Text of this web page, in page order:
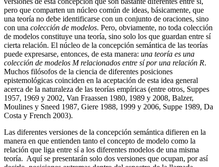
pero que comparten un núcleo común de ideas, básicamente, que
una teoría no debe identificarse con un conjunto de oraciones, sino
con una colección de modelos. Pero, obviamente, no toda colección
de modelos constituye una teoría, sino solo los que guardan entre sí
cierta relación. El núcleo de la concepción semántica de las teorías
puede expresarse, entonces, de esta manera: una teoría es una
colección de modelos M relacionados entre sí por una relación R.
Muchos filósofos de la ciencia de diferentes posiciones
epistemológicas coinciden en la aceptación de esta idea general
acerca de la naturaleza de las teorías empíricas (entre otros, Suppes
1957, 1969 y 2002, Van Fraassen 1980, 1989 y 2008, Balzer,
Moulines y Sneed 1987, Giere 1988, 1999 y 2006, Suppe 1989, Da
Costa y French 2003).
Las diferentes versiones de la concepción semántica difieren en la
manera en que entienden tanto el concepto de modelo como la
relación que liga entre sí a los diferentes modelos de una misma
teoría. Aquí se presentarán solo dos versiones que ocupan, por así